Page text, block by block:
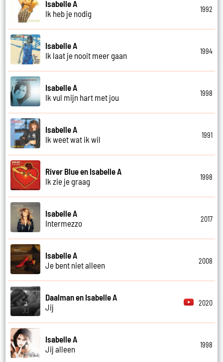
Isabelle A
Ik heb je nodig
1992
Isabelle A
Ik laat je nooit meer gaan
1994
Isabelle A
Ik vul mijn hart met jou
1998
Isabelle A
Ik weet wat ik wil
1991
River Blue en Isabelle A
Ik zie je graag
1998
Isabelle A
Intermezzo
2017
Isabelle A
Je bent niet alleen
2008
Daalman en Isabelle A
Jij
2020
Isabelle A
Jij alleen
1998